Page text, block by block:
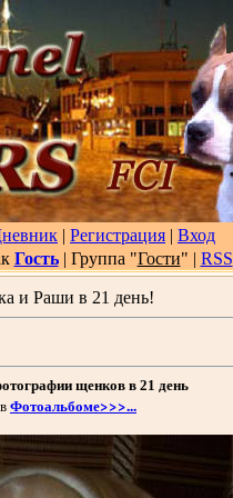
| Регистрация | Вход
Гость| Группа "Гости" | RSS
и Раши в 21 день!
щенков в 21 день
в Фотоальбоме>>>...